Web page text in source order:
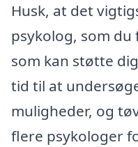
Husk, at det
psykolog, som
som kan støtte
tid til at
muligheder, og
flere psykologer